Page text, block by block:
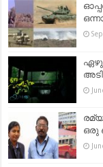
ഏഴു
ഒരു